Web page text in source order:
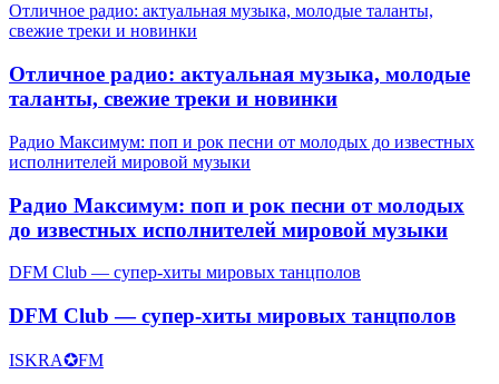
Отличное радио: актуальная музыка, молодые таланты,
свежие треки и новинки
Отличное радио: актуальная музыка, молодые
таланты, свежие треки и новинки
Радио Максимум: поп и рок песни от молодых до известных
исполнителей мировой музыки
Радио Максимум: поп и рок песни от молодых
до известных исполнителей мировой музыки
DFM Club — супер-хиты мировых танцполов
DFM Club — супер-хиты мировых танцполов
ISKRA✪FM